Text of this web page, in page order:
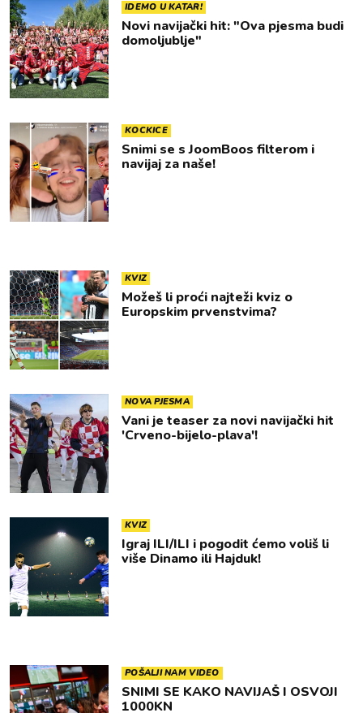
IDEMO U KATAR!
Novi navijački hit: "Ova pjesma budi
domoljublje"
KOCKICE
Snimi se s JoomBoos filterom i
navijaj za naše!
KVIZ
Možeš li proći najteži kviz o
Europskim prvenstvima?
NOVA PJESMA
Vani je teaser za novi navijački hit
'Crveno-bijelo-plava'!
KVIZ
Igraj ILI/ILI i pogodit ćemo voliš li
više Dinamo ili Hajduk!
POŠALJI NAM VIDEO
SNIMI SE KAKO NAVIJAŠ I OSVOJI
1000KN